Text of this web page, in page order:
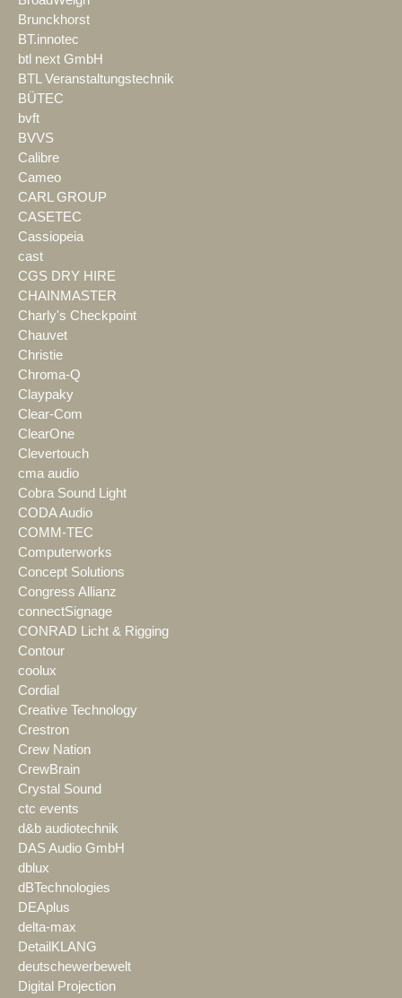
Brunckhorst
BT.innotec
btl next GmbH
BTL Veranstaltungstechnik
BÜTEC
bvft
BVVS
Calibre
Cameo
CARL GROUP
CASETEC
Cassiopeia
cast
CGS DRY HIRE
CHAINMASTER
Charly's Checkpoint
Chauvet
Christie
Chroma-Q
Claypaky
Clear-Com
ClearOne
Clevertouch
cma audio
Cobra Sound Light
CODA Audio
COMM-TEC
Computerworks
Concept Solutions
Congress Allianz
connectSignage
CONRAD Licht & Rigging
Contour
coolux
Cordial
Creative Technology
Crestron
Crew Nation
CrewBrain
Crystal Sound
ctc events
d&b audiotechnik
DAS Audio GmbH
dblux
dBTechnologies
DEAplus
delta-max
DetailKLANG
deutschewerbewelt
Digital Projection